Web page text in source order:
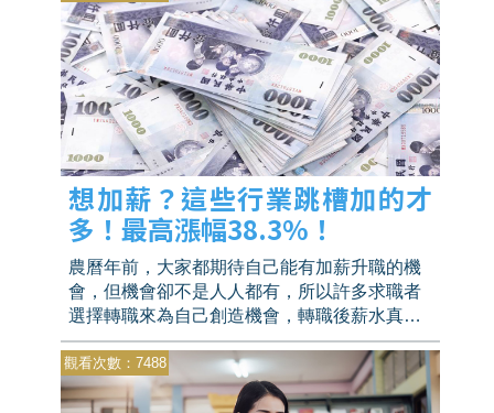
想加薪？這些行業跳槽加的才
多！最高漲幅38.3%！
農曆年前，大家都期待自己能有加薪升職的機
會，但機會卻不是人人都有，所以許多求職者
選擇轉職來為自己創造機會，轉職後薪水真的
有比較多嗎？能夠加多少呢？WOW趨勢調查前
10名轉職加薪高的行業，最高達到38.3%！
觀看次數：7488